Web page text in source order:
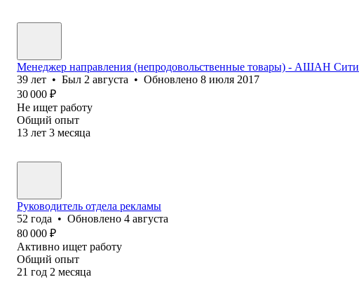
Менеджер направления (непродовольственные товары) - АШАН Сити
39 лет • Был 2 августа • Обновлено 8 июля 2017
30 000 ₽
Не ищет работу
Общий опыт
13 лет 3 месяца
Руководитель отдела рекламы
52 года • Обновлено 4 августа
80 000 ₽
Активно ищет работу
Общий опыт
21 год 2 месяца